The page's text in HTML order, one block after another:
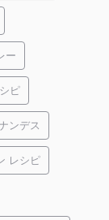
ー
ピ
ンデス
レシピ